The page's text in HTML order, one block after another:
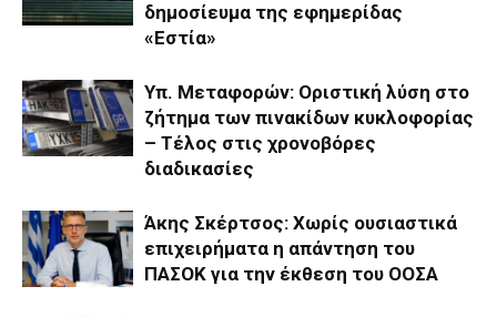
δημοσίευμα της εφημερίδας
«Εστία»
Υπ. Μεταφορών: Οριστική λύση στο
ζήτημα των πινακίδων κυκλοφορίας
– Τέλος στις χρονοβόρες
διαδικασίες
Άκης Σκέρτσος: Χωρίς ουσιαστικά
επιχειρήματα η απάντηση του
ΠΑΣΟΚ για την έκθεση του ΟΟΣΑ